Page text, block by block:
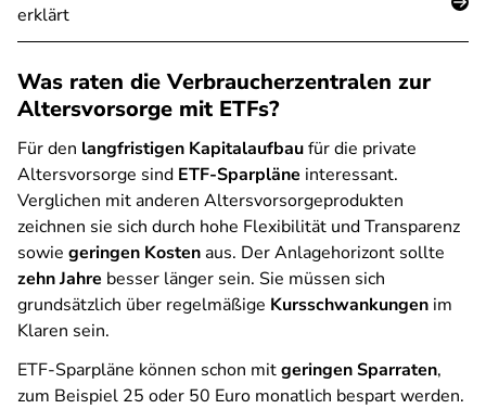
erklärt
Was raten die Verbraucherzentralen zur
Altersvorsorge mit ETFs?
Für den langfristigen Kapitalaufbaufür die private
Altersvorsorge sind ETF-Sparpläne interessant.
Verglichen mit anderen Altersvorsorgeprodukten
zeichnen sie sich durch hohe Flexibilität und Transparenz
sowie geringen Kostenaus. Der Anlagehorizont sollte
zehn Jahre besser länger sein. Sie müssen sich
grundsätzlich über regelmäßige Kursschwankungen im
Klaren sein.
ETF-Sparpläne können schon mitgeringen Sparraten,
zum Beispiel 25 oder 50 Euro monatlich bespart werden.